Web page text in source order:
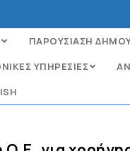
ΠΑΡΟΥΣΙΑΣΗ
ΥΠΗΡΕΣΊΕΣ